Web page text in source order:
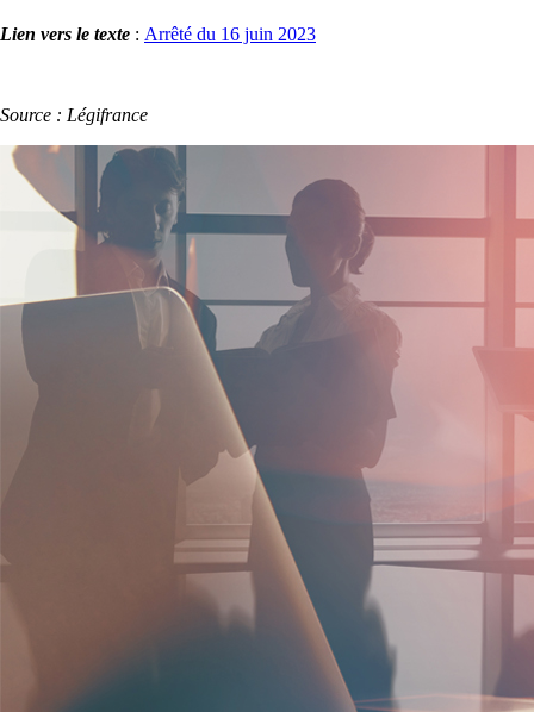
Lien vers le texte : Arrêté du 16 juin 2023
Source : Légifrance